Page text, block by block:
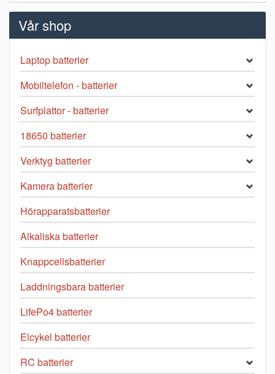
Vår shop
Laptop batterier
Mobiltelefon - batterier
Surfplattor - batterier
18650 batterier
Verktyg batterier
Kamera batterier
Hörapparatsbatterier
Alkaliska batterier
Knappcellsbatterier
Laddningsbara batterier
LifePo4 batterier
Elcykel batterier
RC batterier